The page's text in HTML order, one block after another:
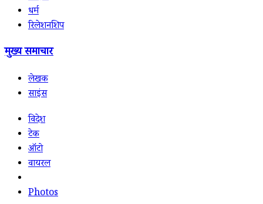
धर्म
रिलेशनशिप
मुख्य समाचार
लेखक
साइंस
विदेश
टेक
ऑटो
वायरल
Photos